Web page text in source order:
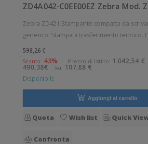
Zebra ZD421 Stampante compatta da scrivania ad uso
generico. Stampa a trasferimento termico.
wireless senza fili. Velocità di stampa: 152
Risoluzione di stampa: 8 dot/mm Wireless:
Supporto di stampa: Braccialetti,
598,26 €
Sconto: 43% Prezzo di listino: 1.042,54 €
490,38€ Iva: 107,88 €
Disponibile
Aggiungi al carrello
Quota Wish list Quick
Confronta